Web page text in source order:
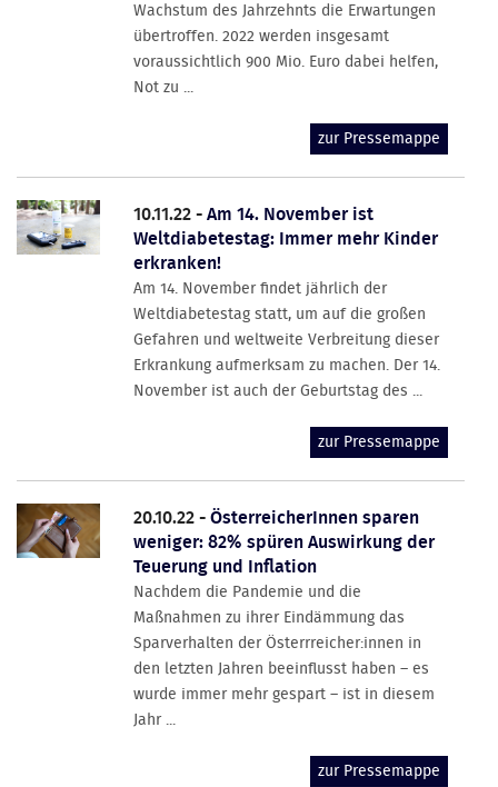
Wachstum des Jahrzehnts die Erwartungen
übertroffen. 2022 werden insgesamt
voraussichtlich 900 Mio. Euro dabei helfen,
Not zu ...
zur Pressemappe
10.11.22 -Am 14. November ist
Weltdiabetestag: Immer mehr Kinder
erkranken!
Am 14. November findet jährlich der
Weltdiabetestag statt, um auf die großen
Gefahren und weltweite Verbreitung dieser
Erkrankung aufmerksam zu machen. Der 14.
November ist auch der Geburtstag des ...
zur Pressemappe
20.10.22 -ÖsterreicherInnen sparen
weniger: 82% spüren Auswirkung der
Teuerung und Inflation
Nachdem die Pandemie und die
Maßnahmen zu ihrer Eindämmung das
Sparverhalten der Österrreicher:innen in
den letzten Jahren beeinflusst haben – es
wurde immer mehr gespart – ist in diesem
Jahr ...
zur Pressemappe